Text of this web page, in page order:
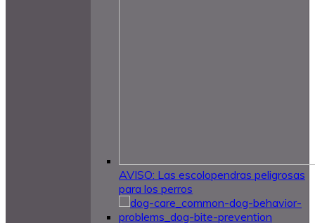
AVISO: Las escolopendras peligrosas
para los perros